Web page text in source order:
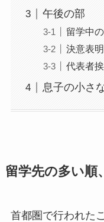
午後の部
留学中
決意表明
代表者
息子の小さ
留学先の多い順
首都圏で行われた